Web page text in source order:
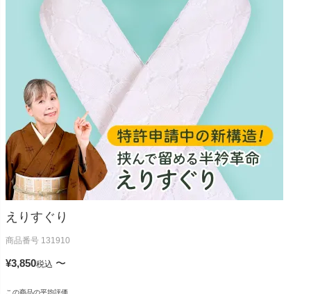
えりすぐり
商品番号 131910
¥3,850税込 〜